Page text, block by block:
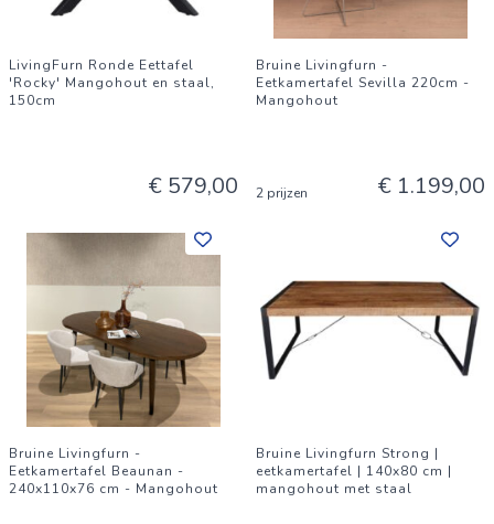
LivingFurn Ronde Eettafel
'Rocky' Mangohout en staal,
150cm
€ 579,00
Bruine Livingfurn -
Eetkamertafel Sevilla 220cm -
Mangohout
2 prijzen € 1.199,00
Bruine Livingfurn -
Eetkamertafel Beaunan -
240x110x76 cm - Mangohout
Bruine Livingfurn Strong |
eetkamertafel | 140x80 cm |
mangohout met staal